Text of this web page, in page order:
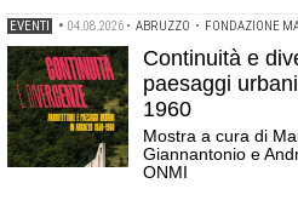
EVENTI • 04.08.2026 • ABRUZZO • FONDAZIONE
Continuità e
paesaggi
1960
Mostra a cura di
Giannantonio e
ONMI